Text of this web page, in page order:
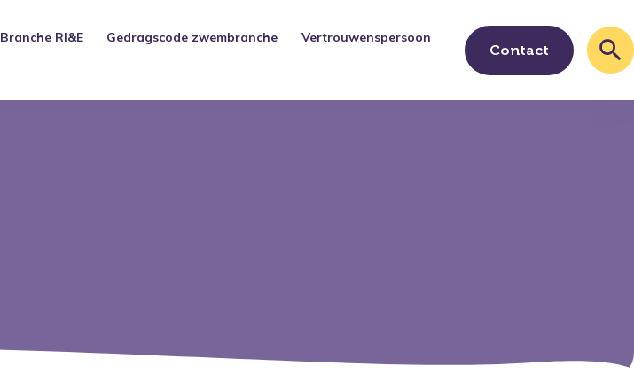
Branche RI&E Gedragscode zwembranche Vertrouwenspersoon
Contact